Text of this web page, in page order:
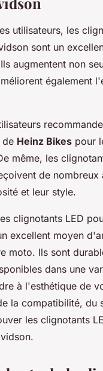
utilisateurs, les
sont un
augmentent non
également
de Heinz Bikes pour
même, les
de nombreux
et leur style.
clignotants LED
excellent moyen
moto. Ils sont
dans une
à l'esthétique de
la compatibilité, du
les clignotants